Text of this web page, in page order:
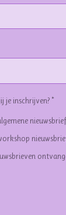
je inschrijven? *